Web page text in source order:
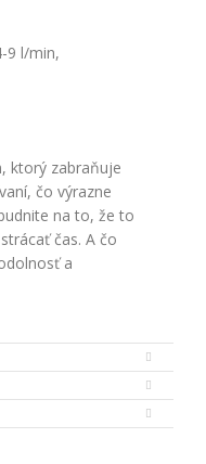
9 l/min,
ktorý zabraňuje
čo výrazne
na to, že to
čas. A čo
a